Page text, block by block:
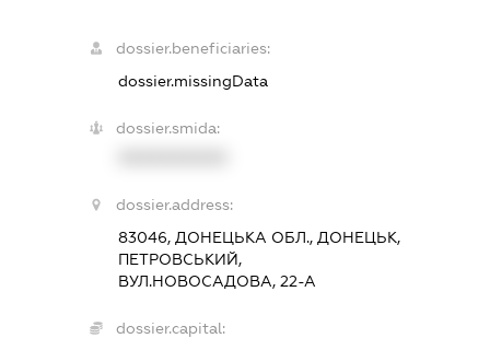
dossier.beneficiaries:
dossier.missingData
dossier.smida:
dossier.address:
83046, ДОНЕЦЬКА ОБЛ., ДОНЕЦЬК,
ПЕТРОВСЬКИЙ,
ВУЛ.НОВОСАДОВА, 22-А
dossier.capital: